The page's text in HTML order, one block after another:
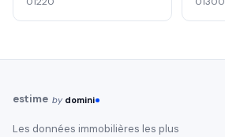
estime by domini
Les données immobilières les plus